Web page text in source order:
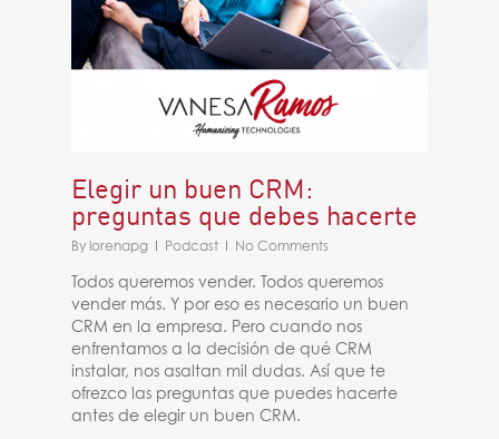
Elegir un buen CRM:
preguntas que debes hacerte
By lorenapg Podcast No Comments
Todos queremos vender. Todos queremos
vender más. Y por eso es necesario un buen
CRM en la empresa. Pero cuando nos
enfrentamos a la decisión de qué CRM
instalar, nos asaltan mil dudas. Así que te
ofrezco las preguntas que puedes hacerte
antes de elegir un buen CRM.